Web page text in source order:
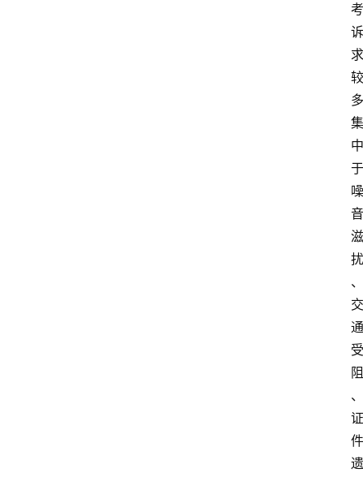
考
诉
求
较
多
集
中
于
噪
音
滋
扰
、
交
通
受
阻
、
证
件
遗